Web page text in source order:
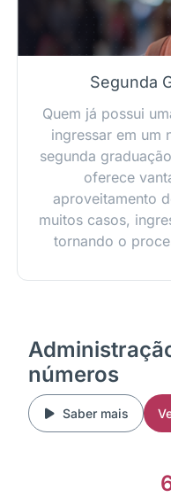
Segunda
Quem já possui
ingressar em um
segunda
oferece
aproveitamento
muitos casos,
tornando o
números
Saber mais